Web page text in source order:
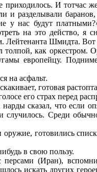
И тотчас
и разделывали
у нас будут
на это действо, я
Шмидта. Вот
как оркестром.
европейцу.
на асфальт.
готовая
его страх перед
сказал, что если
случилось. Среди
готовились
в свою пользу.
(Иран),
искать других